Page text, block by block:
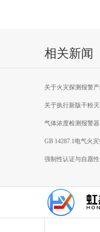
相关新闻
关于火灾探测报警
焰探测器产品新版
关于执行新版干粉
气体浓度检测报警
GB 14287.1电气火
强制性认证与自愿性